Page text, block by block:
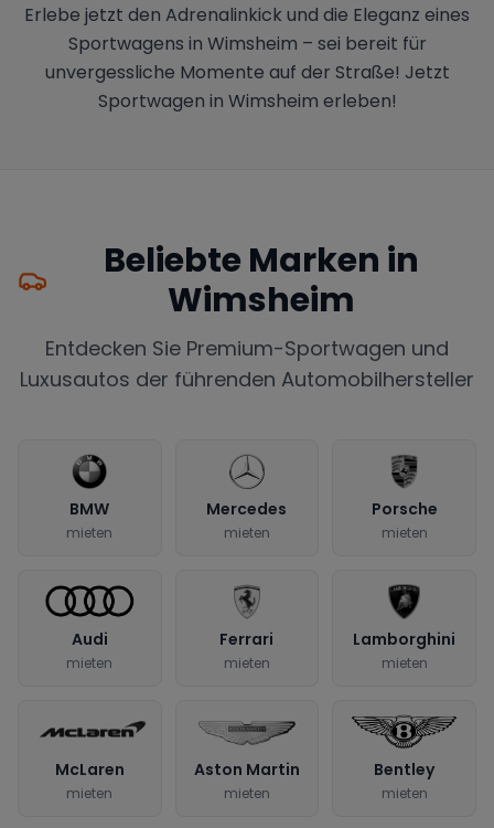
Erlebe jetzt den Adrenalinkick und die Eleganz eines
Sportwagens in Wimsheim – sei bereit für
unvergessliche Momente auf der Straße! Jetzt
Sportwagen in Wimsheim erleben!
Beliebte Marken in
Wimsheim
Entdecken Sie Premium-Sportwagen und
Luxusautos der führenden Automobilhersteller
BMW
mieten
Mercedes
mieten
Porsche
mieten
Audi
mieten
Ferrari
mieten
Lamborghini
mieten
McLaren
mieten
Aston Martin
mieten
Bentley
mieten